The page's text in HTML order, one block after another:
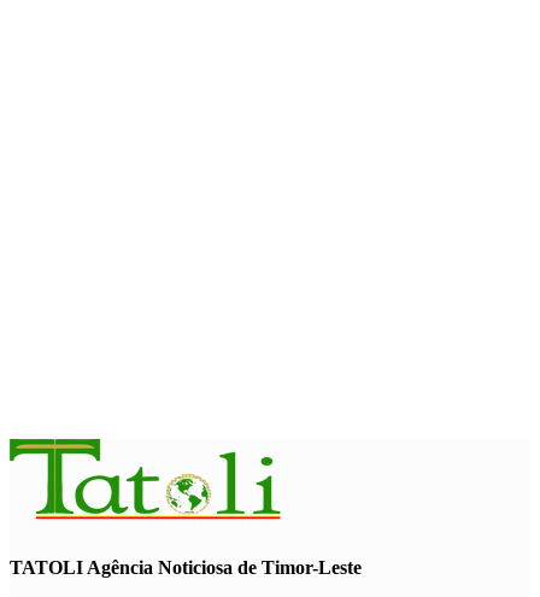
TATOLI Agência Noticiosa de Timor-Leste